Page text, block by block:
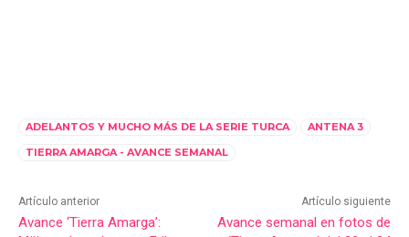
ADELANTOS Y MUCHO MÁS DE LA SERIE TURCA
ANTENA 3
TIERRA AMARGA - AVANCE SEMANAL
Artículo anterior
Avance ‘Tierra Amarga’:
Artículo siguiente
Avance semanal en fotos de